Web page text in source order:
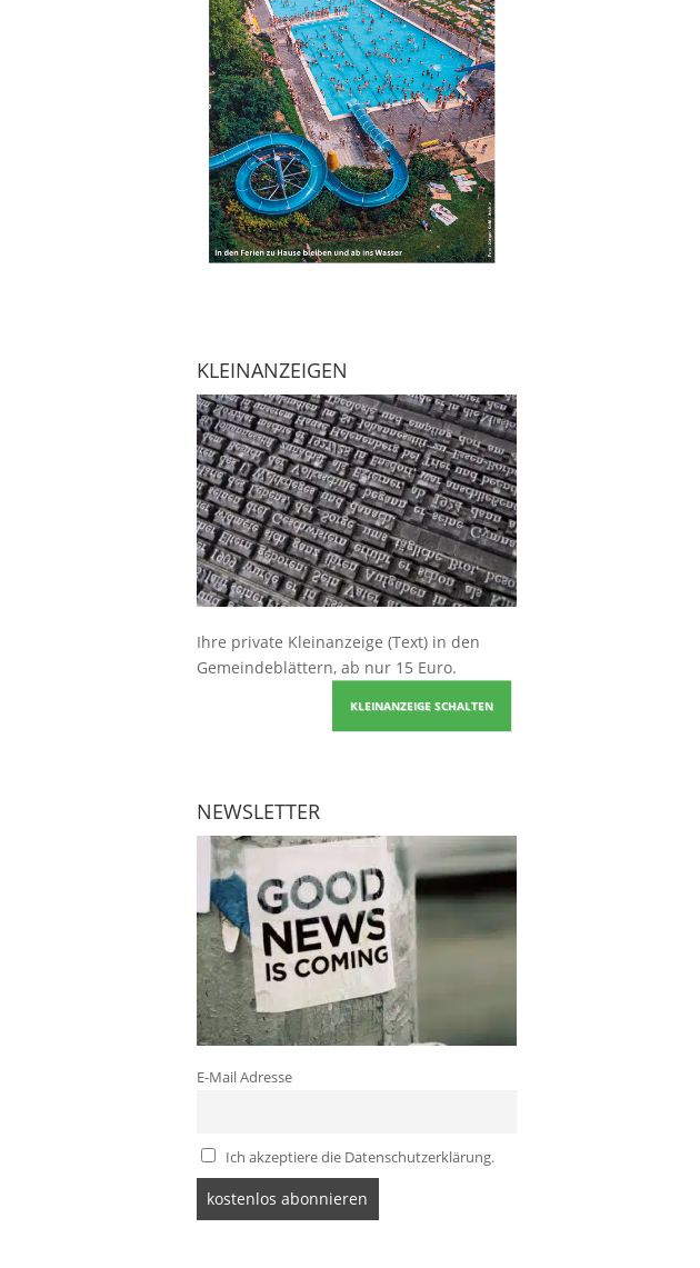
KLEINANZEIGEN
Ihre private Kleinanzeige (Text) in den
Gemeindeblättern, ab nur 15 Euro.
KLEINANZEIGE SCHALTEN
NEWSLETTER
E-Mail Adresse
Ich akzeptiere die Datenschutzerklärung.